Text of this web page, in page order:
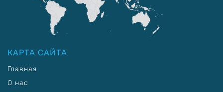
КАРТА САЙТА
Главная
О нас